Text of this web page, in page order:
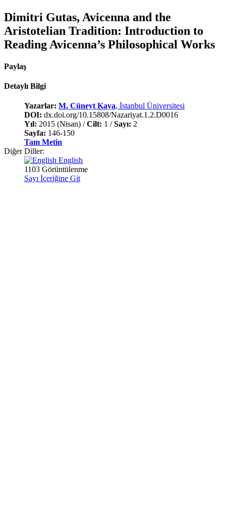
Dimitri Gutas, Avicenna and the
Aristotelian Tradition: Introduction to
Reading Avicenna’s Philosophical Works
Paylaş
Detaylı Bilgi
Yazarlar: M. Cüneyt Kaya, İstanbul Üniversitesi
DOI: dx.doi.org/10.15808/Nazariyat.1.2.D0016
Yıl: 2015 (Nisan) /Cilt: 1 /Sayı: 2
Sayfa: 146-150
Tam Metin
Diğer Diller:
English
1103 Görüntülenme
Sayı İçeriğine Git